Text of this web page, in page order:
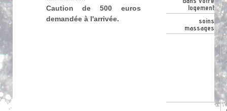
Caution de 500 euros
demandée à l'arrivée.
logement
soins
massages